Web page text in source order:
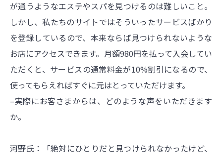
が通うようなエステやスパを見つけるのは難しいこと。
しかし、私たちのサイトではそういったサービスばかり
を登録しているので、本来ならば見つけられないような
お店にアクセスできます。月額980円を払って入会してい
ただくと、サービスの通常料金が10%割引になるので、
使ってもらえればすぐに元はとっていただけます。
–実際にお客さまからは、どのような声をいただきます
か。
河野氏：「絶対にひとりだと見つけられなかったけど、